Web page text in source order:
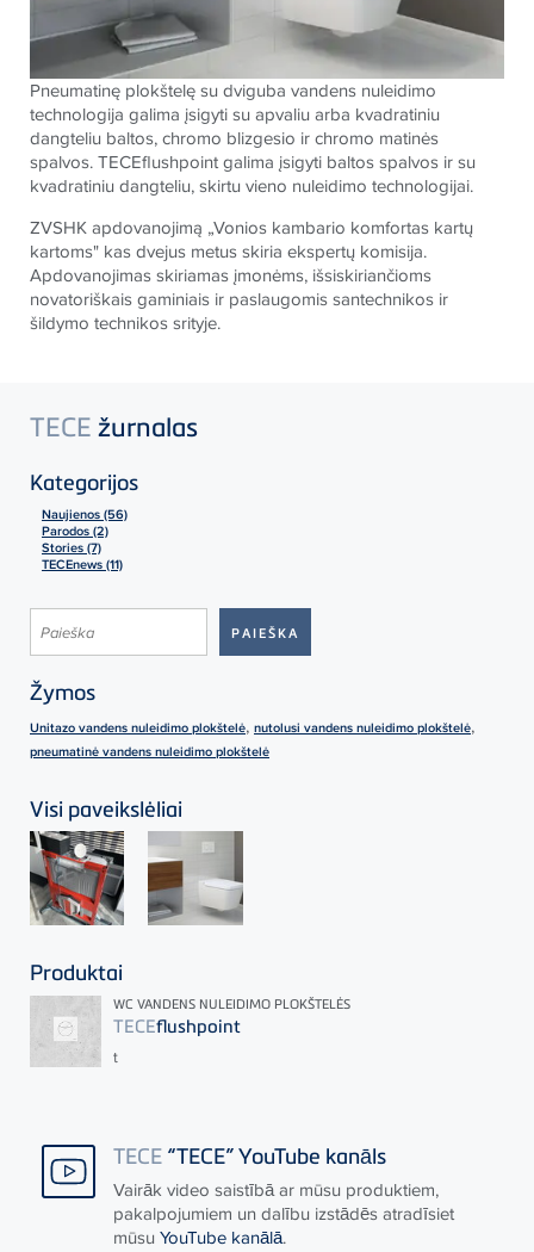
Pneumatinę plokštelę su dviguba vandens nuleidimo
technologija galima įsigyti su apvaliu arba kvadratiniu
dangteliu baltos, chromo blizgesio ir chromo matinės
spalvos.TECEflushpoint galima įsigyti baltos spalvos ir su
kvadratiniu dangteliu, skirtu vieno nuleidimo technologijai.
ZVSHK apdovanojimą „Vonios kambario komfortas kartų
kartoms" kas dvejus metus skiria ekspertų komisija.
Apdovanojimas skiriamas įmonėms, išsiskiriančioms
novatoriškais gaminiais ir paslaugomis santechnikos ir
šildymo technikos srityje.
TECE žurnalas
Kategorijos
Naujienos (56)
Parodos (2)
Stories (7)
TECEnews (11)
Žymos
Unitazo vandens nuleidimo plokštelė, nutolusi vandens nuleidimo plokštelė,
pneumatinė vandens nuleidimo plokštelė
Visi paveikslėliai
Produktai
WC VANDENS NULEIDIMO PLOKŠTELĖS
TECEflushpoint
t
TECE “TECE” YouTube kanāls
Vairāk video saistībā ar mūsu produktiem,
pakalpojumiem un dalību izstādēs atradīsiet
mūsu YouTube kanālā.